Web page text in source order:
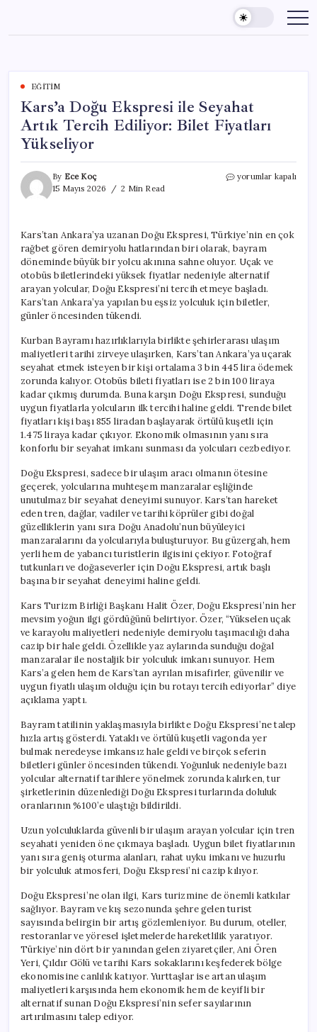
content
EĞITIM
Kars’a Doğu Ekspresi ile Seyahat
Artık Tercih Ediliyor: Bilet Fiyatları
Yükseliyor
By Ece Koç
15 Mayıs 2026
2 Min Read
Kars’a
Artık
Tercih
Ediliyor:
Bilet
Fiyatları
Yükseliyor
için
yorumlar kapalı
Kars’tan Ankara’ya uzanan Doğu Ekspresi, Türkiye’nin en çok
rağbet gören demiryolu hatlarından biri olarak, bayram
döneminde büyük bir yolcu akınına sahne oluyor. Uçak ve
otobüs biletlerindeki yüksek fiyatlar nedeniyle alternatif
arayan yolcular, Doğu Ekspresi’ni tercih etmeye başladı.
Kars’tan Ankara’ya yapılan bu eşsiz yolculuk için biletler,
günler öncesinden tükendi.
Kurban Bayramı hazırlıklarıyla birlikte şehirlerarası ulaşım
maliyetleri tarihi zirveye ulaşırken, Kars’tan Ankara’ya uçarak
seyahat etmek isteyen bir kişi ortalama 3 bin 445 lira ödemek
zorunda kalıyor. Otobüs bileti fiyatları ise 2 bin 100 liraya
kadar çıkmış durumda. Buna karşın Doğu Ekspresi, sunduğu
uygun fiyatlarla yolcuların ilk tercihi haline geldi. Trende bilet
fiyatları kişi başı 855 liradan başlayarak örtülü kuşetli için
1.475 liraya kadar çıkıyor. Ekonomik olmasının yanı sıra
konforlu bir seyahat imkanı sunması da yolcuları cezbediyor.
Doğu Ekspresi, sadece bir ulaşım aracı olmanın ötesine
geçerek, yolcularına muhteşem manzaralar eşliğinde
unutulmaz bir seyahat deneyimi sunuyor. Kars’tan hareket
eden tren, dağlar, vadiler ve tarihi köprüler gibi doğal
güzelliklerin yanı sıra Doğu Anadolu’nun büyüleyici
manzaralarını da yolcularıyla buluşturuyor. Bu güzergah, hem
yerli hem de yabancı turistlerin ilgisini çekiyor. Fotoğraf
tutkunları ve doğaseverler için Doğu Ekspresi, artık başlı
başına bir seyahat deneyimi haline geldi.
Kars Turizm Birliği Başkanı Halit Özer, Doğu Ekspresi’nin her
mevsim yoğun ilgi gördüğünü belirtiyor. Özer, “Yükselen uçak
ve karayolu maliyetleri nedeniyle demiryolu taşımacılığı daha
cazip bir hale geldi. Özellikle yaz aylarında sunduğu doğal
manzaralar ile nostaljik bir yolculuk imkanı sunuyor. Hem
Kars’a gelen hem de Kars’tan ayrılan misafirler, güvenilir ve
uygun fiyatlı ulaşım olduğu için bu rotayı tercih ediyorlar” diye
açıklama yaptı.
Bayram tatilinin yaklaşmasıyla birlikte Doğu Ekspresi’ne talep
hızla artış gösterdi. Yataklı ve örtülü kuşetli vagonda yer
bulmak neredeyse imkansız hale geldi ve birçok seferin
biletleri günler öncesinden tükendi. Yoğunluk nedeniyle bazı
yolcular alternatif tarihlere yönelmek zorunda kalırken, tur
şirketlerinin düzenlediği Doğu Ekspresi turlarında doluluk
oranlarının %100’e ulaştığı bildirildi.
Uzun yolculuklarda güvenli bir ulaşım arayan yolcular için tren
seyahati yeniden öne çıkmaya başladı. Uygun bilet fiyatlarının
yanı sıra geniş oturma alanları, rahat uyku imkanı ve huzurlu
bir yolculuk atmosferi, Doğu Ekspresi’ni cazip kılıyor.
Doğu Ekspresi’ne olan ilgi, Kars turizmine de önemli katkılar
sağlıyor. Bayram ve kış sezonunda şehre gelen turist
sayısında belirgin bir artış gözlemleniyor. Bu durum, oteller,
restoranlar ve yöresel işletmelerde hareketlilik yaratıyor.
Türkiye’nin dört bir yanından gelen ziyaretçiler, Ani Ören
Yeri, Çıldır Gölü ve tarihi Kars sokaklarını keşfederek bölge
ekonomisine canlılık katıyor. Yurttaşlar ise artan ulaşım
maliyetleri karşısında hem ekonomik hem de keyifli bir
alternatif sunan Doğu Ekspresi’nin sefer sayılarının
artırılmasını talep ediyor.